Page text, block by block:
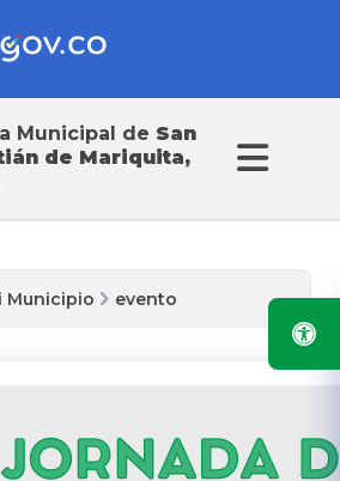
Municipal de San
de Mariquita,
Municipio evento